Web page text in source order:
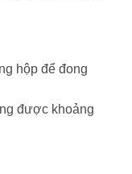
hộp để đong
được khoảng